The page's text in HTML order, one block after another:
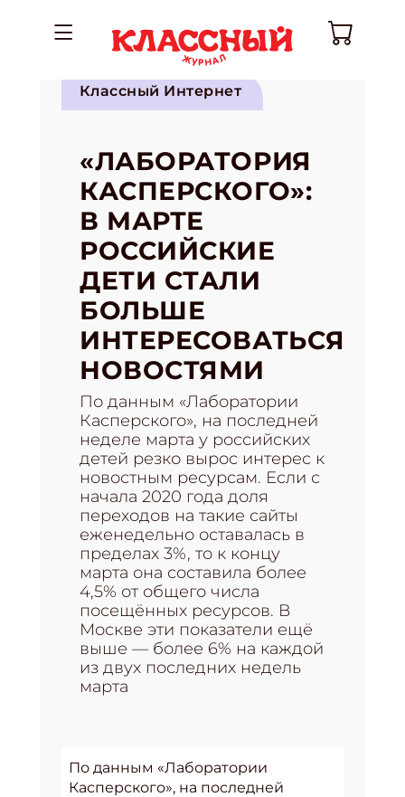
Классный Интернет
«ЛАБОРАТОРИЯ
КАСПЕРСКОГО»:
В МАРТЕ
РОССИЙСКИЕ
ДЕТИ СТАЛИ
БОЛЬШЕ
ИНТЕРЕСОВАТЬСЯ
НОВОСТЯМИ
По данным «Лаборатории
Касперского», на последней
неделе марта у российских
детей резко вырос интерес к
новостным ресурсам. Если с
начала 2020 года доля
переходов на такие сайты
еженедельно оставалась в
пределах 3%, то к концу
марта она составила более
4,5% от общего числа
посещённых ресурсов. В
Москве эти показатели ещё
выше — более 6% на каждой
из двух последних недель
марта
По данным «Лаборатории
Касперского», на последней